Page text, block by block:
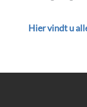
Hier vindt u